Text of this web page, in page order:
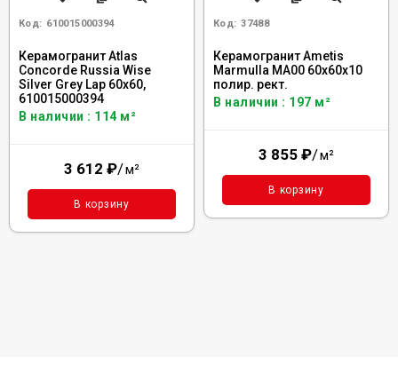
Код: 610015000394
Керамогранит Atlas
Concorde Russia Wise
Silver Grey Lap 60x60,
610015000394
В наличии : 114 м²
3 612 ₽/м²
В корзину
Код: 37488
Керамогранит Ametis
Marmulla MA00 60x60x10
полир. рект.
В наличии : 197 м²
3 855 ₽/м²
В корзину